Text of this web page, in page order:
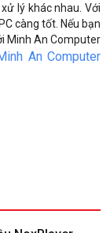
lý khác nhau. Với
càng tốt. Nếu bạn
Minh An Computer
An Computer